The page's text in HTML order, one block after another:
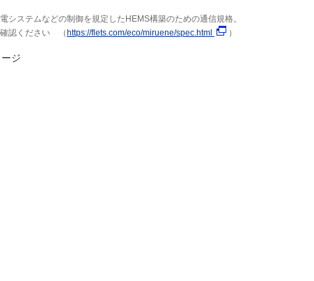
システムなどの制御を規定したHEMS構築のための通信規格。
確認ください （https://flets.com/eco/miruene/spec.html ）
ジ